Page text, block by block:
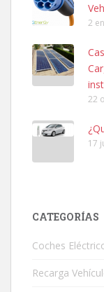
2
22
17
CATEGORÍAS
Coches
Recarga